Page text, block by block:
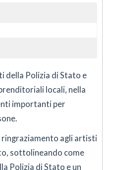
della Polizia di Stato e
locali, nella
importanti per
ringraziamento agli artisti
sottolineando come
Polizia di Stato e un